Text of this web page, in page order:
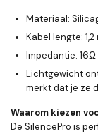
Materiaal:
Kabel lengte:
Impedantie:
Lichtgewicht
merkt dat je ze
Waarom kiezen
De SilencePro is